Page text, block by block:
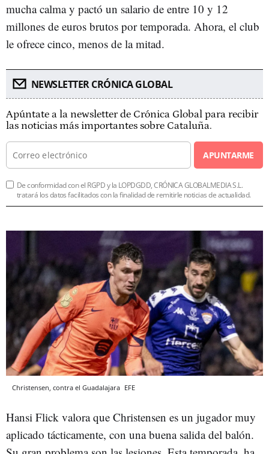
mucha calma y pactó un salario de entre 10 y 12
millones de euros brutos por temporada. Ahora, el club
le ofrece cinco, menos de la mitad.
NEWSLETTER CRÓNICA GLOBAL
Apúntate a la newsletter de Crónica Global para recibir
las noticias más importantes sobre Cataluña.
APUNTARME
De conformidad con el RGPD y la LOPDGDD, CRÓNICA GLOBALMEDIA S.L.
tratará los datos facilitados con la finalidad de remitirle noticias de actualidad.
Christensen, contra el Guadalajara EFE
Hansi Flick valora que Christensen es un jugador muy
aplicado tácticamente, con una buena salida del balón.